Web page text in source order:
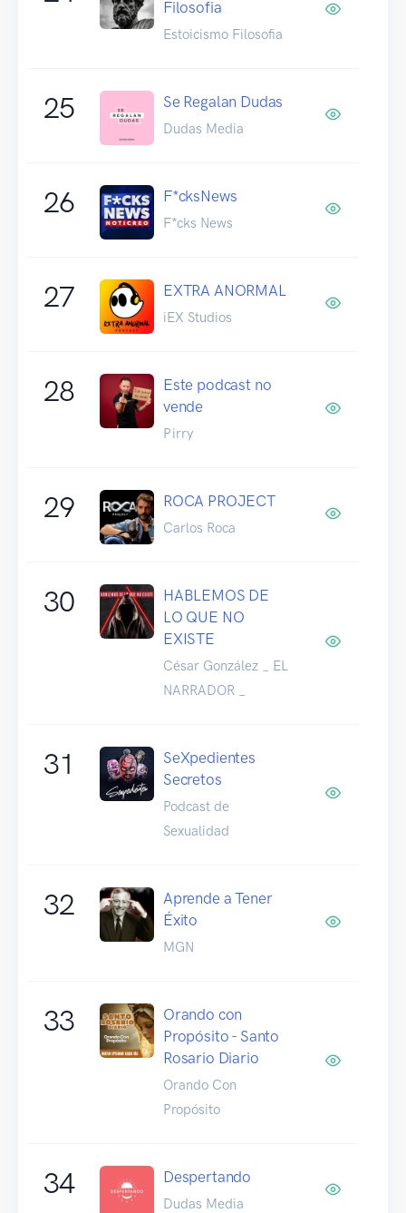
Filosofia
Estoicismo Filosofia
25 Se Regalan Dudas
Dudas Media
26 F*cksNews
F*cks News
27 EXTRA ANORMAL
iEX Studios
28
Este podcast no
vende
Pirry
29 ROCA PROJECT
Carlos Roca
30
HABLEMOS DE
LO QUE NO
EXISTE
César González _ EL
NARRADOR _
31
SeXpedientes
Secretos
Podcast de
Sexualidad
32
Aprende a Tener
Éxito
MGN
33
Orando con
Propósito - Santo
Rosario Diario
Orando Con
Propósito
34 Despertando
Dudas Media